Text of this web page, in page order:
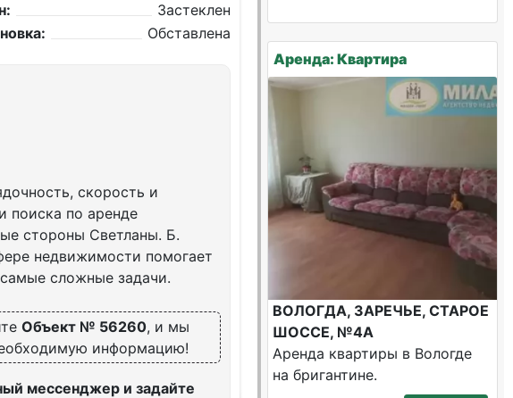
Застеклен
Обставлена
скорость и
поиска по аренде
стороны Светланы. Б.
недвижимости помогает
сложные задачи.
Объект № 56260, и мы
информацию!
мессенджер и задайте
Аренда: Квартира
ВОЛОГДА, ЗАРЕЧЬЕ, СТАРОЕ
ШОССЕ, №4А
Аренда квартиры в Вологде
на бригантине.